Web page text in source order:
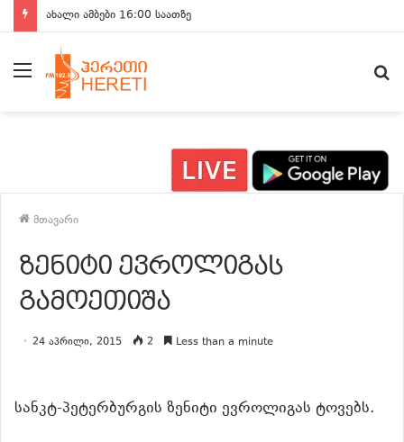
ახალი ამბები 16:00 საათზე
მენიუ
მთავარი
ზენიტი ევროლიგას
გამოეთიშა
24 აპრილი, 2015 2 Less than a minute
სანკტ-პეტერბურგის ზენიტი ევროლიგას ტოვებს.